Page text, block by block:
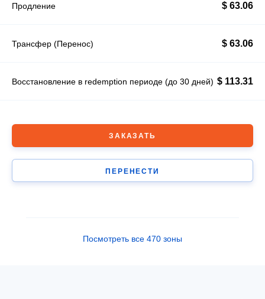
Продление $ 63.06
Трансфер (Перенос) $ 63.06
Восстановление в redemption периоде (до 30 дней) $ 113.31
ПЕРЕНЕСТИ
ЗАКАЗАТЬ
Посмотреть все 470 зоны